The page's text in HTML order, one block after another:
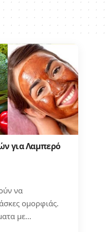
για Λαμπερό
να
ομορφιάς.
με…